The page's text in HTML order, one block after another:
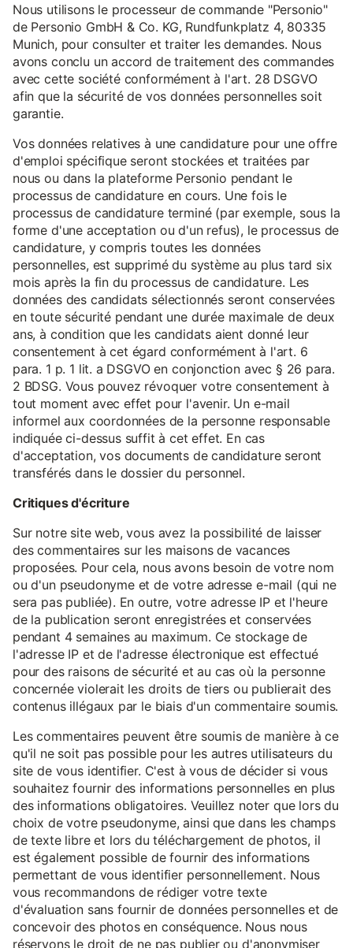
Nous utilisons le processeur de commande "Personio"
de Personio GmbH & Co. KG, Rundfunkplatz 4, 80335
Munich, pour consulter et traiter les demandes. Nous
avons conclu un accord de traitement des commandes
avec cette société conformément à l'art. 28 DSGVO
afin que la sécurité de vos données personnelles soit
garantie.
Vos données relatives à une candidature pour une offre
d'emploi spécifique seront stockées et traitées par
nous ou dans la plateforme Personio pendant le
processus de candidature en cours. Une fois le
processus de candidature terminé (par exemple, sous la
forme d'une acceptation ou d'un refus), le processus de
candidature, y compris toutes les données
personnelles, est supprimé du système au plus tard six
mois après la fin du processus de candidature. Les
données des candidats sélectionnés seront conservées
en toute sécurité pendant une durée maximale de deux
ans, à condition que les candidats aient donné leur
consentement à cet égard conformément à l'art. 6
para. 1 p. 1 lit. a DSGVO en conjonction avec § 26 para.
2 BDSG. Vous pouvez révoquer votre consentement à
tout moment avec effet pour l'avenir. Un e-mail
informel aux coordonnées de la personne responsable
indiquée ci-dessus suffit à cet effet. En cas
d'acceptation, vos documents de candidature seront
transférés dans le dossier du personnel.
Critiques d'écriture
Sur notre site web, vous avez la possibilité de laisser
des commentaires sur les maisons de vacances
proposées. Pour cela, nous avons besoin de votre nom
ou d'un pseudonyme et de votre adresse e-mail (qui ne
sera pas publiée). En outre, votre adresse IP et l'heure
de la publication seront enregistrées et conservées
pendant 4 semaines au maximum. Ce stockage de
l'adresse IP et de l'adresse électronique est effectué
pour des raisons de sécurité et au cas où la personne
concernée violerait les droits de tiers ou publierait des
contenus illégaux par le biais d'un commentaire soumis.
Les commentaires peuvent être soumis de manière à ce
qu'il ne soit pas possible pour les autres utilisateurs du
site de vous identifier. C'est à vous de décider si vous
souhaitez fournir des informations personnelles en plus
des informations obligatoires. Veuillez noter que lors du
choix de votre pseudonyme, ainsi que dans les champs
de texte libre et lors du téléchargement de photos, il
est également possible de fournir des informations
permettant de vous identifier personnellement. Nous
vous recommandons de rédiger votre texte
d'évaluation sans fournir de données personnelles et de
concevoir des photos en conséquence. Nous nous
réservons le droit de ne pas publier ou d'anonymiser